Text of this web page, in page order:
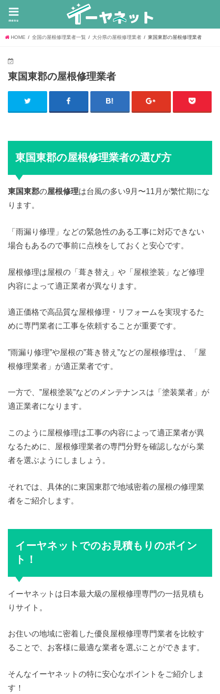
menu
HOME 全国の屋根修理業者一覧 大分県の屋根修理業者 東国東郡の屋根修理業者
東国東郡の屋根修理業者
東国東郡の屋根修理業者の選び方
東国東郡の屋根修理は台風の多い9月〜11月が繁忙期にな
ります。
「雨漏り修理」などの緊急性のある工事に対応できない
場合もあるので事前に点検をしておくと安心です。
屋根修理は屋根の「葺き替え」や「屋根塗装」など修理
内容によって適正業者が異なります。
適正価格で高品質な屋根修理・リフォームを実現するた
めに専門業者に工事を依頼することが重要です。
”雨漏り修理”や屋根の”葺き替え”などの屋根修理は、「屋
根修理業者」が適正業者です。
一方で、”屋根塗装”などのメンテナンスは「塗装業者」が
適正業者になります。
このように屋根修理は工事の内容によって適正業者が異
なるために、屋根修理業者の専門分野を確認しながら業
者を選ぶようにしましょう。
それでは、具体的に東国東郡で地域密着の屋根の修理業
者をご紹介します。
イーヤネットでのお見積もりのポイン
ト！
イーヤネットは日本最大級の屋根修理専門の一括見積も
りサイト。
お住いの地域に密着した優良屋根修理専門業者を比較す
ることで、お客様に最適な業者を選ぶことができます。
そんなイーヤネットの特に安心なポイントをご紹介しま
す！